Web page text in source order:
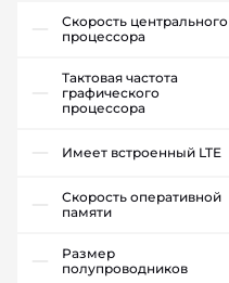
Скорость центрального
процессора
Тактовая частота
графического
процессора
Имеет встроенный LTE
Скорость оперативной
памяти
Размер
полупроводников